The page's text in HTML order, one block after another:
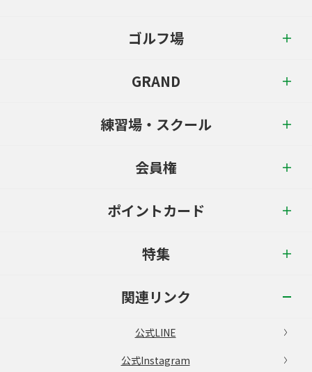
ゴルフ場
GRAND
練習場・スクール
会員権
ポイントカード
特集
関連リンク
公式LINE
公式Instagram